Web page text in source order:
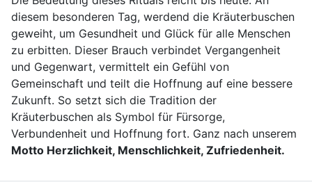
diesem besonderen Tag, werdend die Kräuterbuschen
geweiht, um Gesundheit und Glück für alle Menschen
zu erbitten. Dieser Brauch verbindet Vergangenheit
und Gegenwart, vermittelt ein Gefühl von
Gemeinschaft und teilt die Hoffnung auf eine bessere
Zukunft. So setzt sich die Tradition der
Kräuterbuschen als Symbol für Fürsorge,
Verbundenheit und Hoffnung fort. Ganz nach unserem
Motto Herzlichkeit, Menschlichkeit, Zufriedenheit.